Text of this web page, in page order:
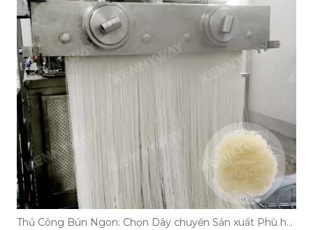
Thủ Công Bún Ngon: Chọn Dây chuyền Sản xuất Phù hợp!